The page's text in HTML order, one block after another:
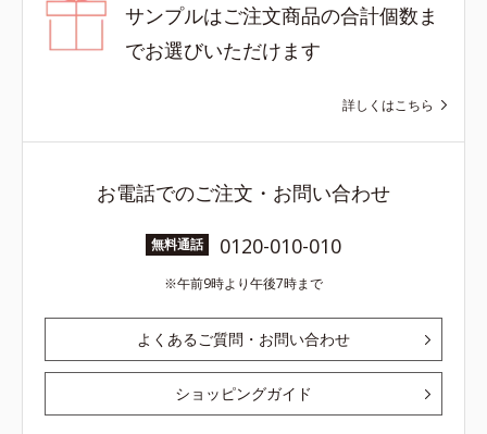
サンプルはご注文商品の合計個数ま
でお選びいただけます
詳しくはこちら
お電話でのご注文・お問い合わせ
無料通話 0120-010-010
午前9時より午後7時まで
よくあるご質問・お問い合わせ
ショッピングガイド